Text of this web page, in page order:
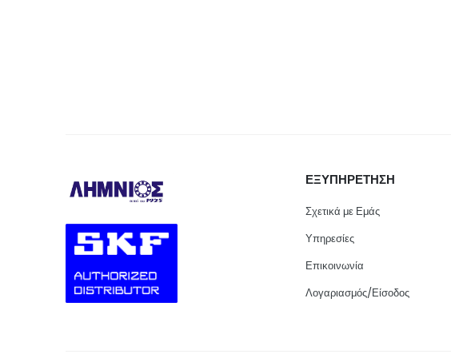
ΕΞΥΠΗΡΕΤΗΣΗ
Σχετικά με Εμάς
Υπηρεσίες
Επικοινωνία
Λογαριασμός/Είσοδος